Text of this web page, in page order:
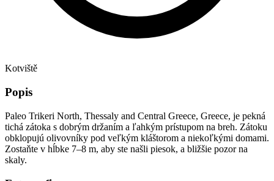
Kotviště
Popis
Paleo Trikeri North, Thessaly and Central Greece, Greece, je pekná
tichá zátoka s dobrým držaním a ľahkým prístupom na breh. Zátoku
obklopujú olivovníky pod veľkým kláštorom a niekoľkými domami.
Zostaňte v hĺbke 7–8 m, aby ste našli piesok, a bližšie pozor na
skaly.